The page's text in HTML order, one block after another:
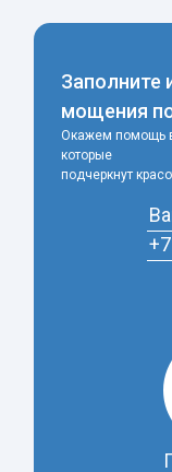
Заполните
мощения
Окажем помощь
которые
подчеркнут